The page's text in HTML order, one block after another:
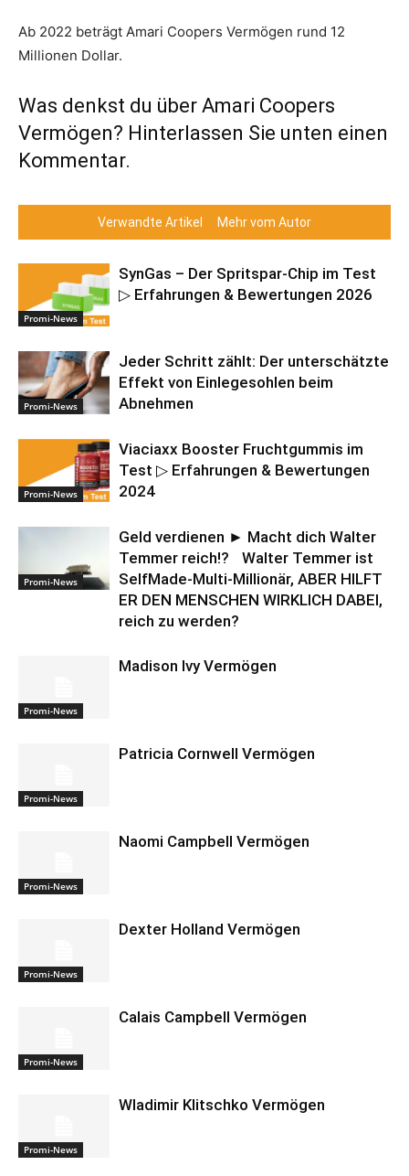
Ab 2022 beträgt Amari Coopers Vermögen rund 12
Millionen Dollar.
Was denkst du über Amari Coopers
Vermögen? Hinterlassen Sie unten einen
Kommentar.
Verwandte Artikel Mehr vom Autor
Promi-News
SynGas – Der Spritspar-Chip im Test
▷ Erfahrungen & Bewertungen 2026
Promi-News
Jeder Schritt zählt: Der unterschätzte
Effekt von Einlegesohlen beim
Abnehmen
Promi-News
Viaciaxx Booster Fruchtgummis im
Test ▷ Erfahrungen & Bewertungen
2024
Promi-News
Geld verdienen ► Macht dich Walter
Temmer reich!? Walter Temmer ist
SelfMade-Multi-Millionär, ABER HILFT
ER DEN MENSCHEN WIRKLICH DABEI,
reich zu werden?
Promi-News
Madison Ivy Vermögen
Promi-News
Patricia Cornwell Vermögen
Promi-News
Naomi Campbell Vermögen
Promi-News
Dexter Holland Vermögen
Promi-News
Calais Campbell Vermögen
Promi-News
Wladimir Klitschko Vermögen